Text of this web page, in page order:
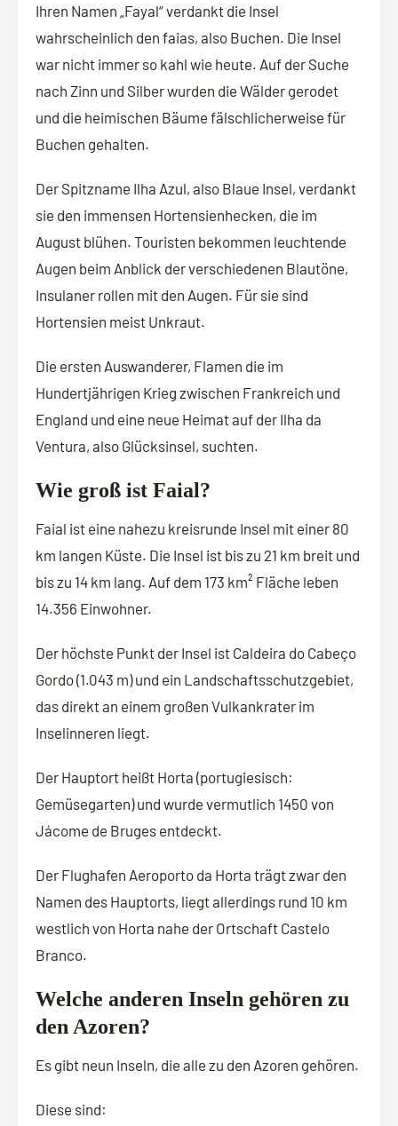
Ihren Namen „Fayal“ verdankt die Insel
wahrscheinlich den faias, also Buchen. Die Insel
war nicht immer so kahl wie heute. Auf der Suche
nach Zinn und Silber wurden die Wälder gerodet
und die heimischen Bäume fälschlicherweise für
Buchen gehalten.
Der Spitzname Ilha Azul, also Blaue Insel, verdankt
sie den immensen Hortensienhecken, die im
August blühen. Touristen bekommen leuchtende
Augen beim Anblick der verschiedenen Blautöne,
Insulaner rollen mit den Augen. Für sie sind
Hortensien meist Unkraut.
Die ersten Auswanderer, Flamen die im
Hundertjährigen Krieg zwischen Frankreich und
England und eine neue Heimat auf der Ilha da
Ventura, also Glücksinsel, suchten.
Wie groß ist Faial?
Faial ist eine nahezu kreisrunde Insel mit einer 80
km langen Küste. Die Insel ist bis zu 21 km breit und
bis zu 14 km lang. Auf dem 173 km² Fläche leben
14.356 Einwohner.
Der höchste Punkt der Insel ist Caldeira do Cabeço
Gordo (1.043 m) und ein Landschaftsschutzgebiet,
das direkt an einem großen Vulkankrater im
Inselinneren liegt.
Der Hauptort heißt Horta (portugiesisch:
Gemüsegarten) und wurde vermutlich 1450 von
Jácome de Bruges entdeckt.
Der Flughafen Aeroporto da Horta trägt zwar den
Namen des Hauptorts, liegt allerdings rund 10 km
westlich von Horta nahe der Ortschaft Castelo
Branco.
Welche anderen Inseln gehören zu
den Azoren?
Es gibt neun Inseln, die alle zu den Azoren gehören.
Diese sind: